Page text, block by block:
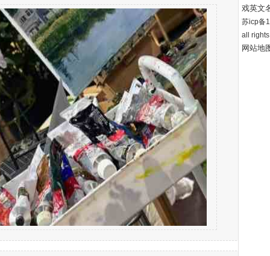
戏英文
苏icp备
all
网站地